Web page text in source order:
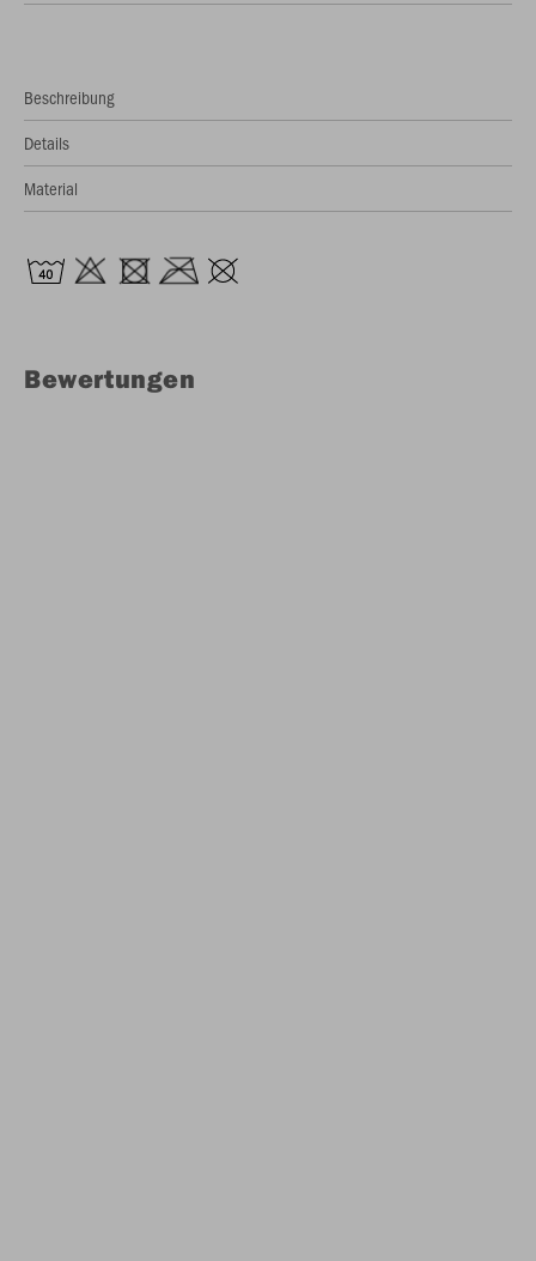
Beschreibung
Details
Material
Bewertungen